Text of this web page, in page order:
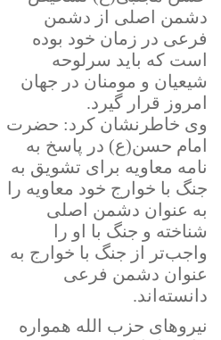
دشمن اصلی از دشمن
فرعی در زمان خود بوده
است که باید سرلوحه
شیعیان و مومنان در جهان
امروز قرار گیرد.
وی خاطرنشان کرد: حضرت
امام حسن(ع) در پاسخ به
نامه معاویه برای تشویق به
جنگ با خوارج خود معاویه را
به عنوان دشمن اصلی
شناخته و جنگ با او را
واجب‌تر از جنگ با خوارج به
عنوان دشمن فرعی
دانسته‌اند.
نیروهای حزب الله همواره